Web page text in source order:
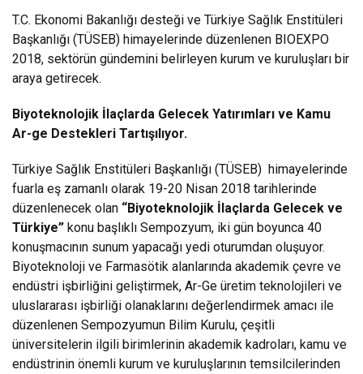
T.C. Ekonomi Bakanlığı desteği ve Türkiye Sağlık Enstitüleri
Başkanlığı (TÜSEB) himayelerinde düzenlenen BIOEXPO
2018, sektörün gündemini belirleyen kurum ve kuruluşları bir
araya getirecek.
Biyoteknolojik İlaçlarda Gelecek Yatırımları ve Kamu
Ar-ge Destekleri Tartışılıyor.
Türkiye Sağlık Enstitüleri Başkanlığı (TÜSEB) himayelerinde
fuarla eş zamanlı olarak 19-20 Nisan 2018 tarihlerinde
düzenlenecek olan “Biyoteknolojik İlaçlarda Gelecek ve
Türkiye” konu başlıklı Sempozyum, iki gün boyunca 40
konuşmacının sunum yapacağı yedi oturumdan oluşuyor.
Biyoteknoloji ve Farmasötik alanlarında akademik çevre ve
endüstri işbirliğini geliştirmek, Ar-Ge üretim teknolojileri ve
uluslararası işbirliği olanaklarını değerlendirmek amacı ile
düzenlenen Sempozyumun Bilim Kurulu, çeşitli
üniversitelerin ilgili birimlerinin akademik kadroları, kamu ve
endüstrinin önemli kurum ve kuruluşlarının temsilcilerinden